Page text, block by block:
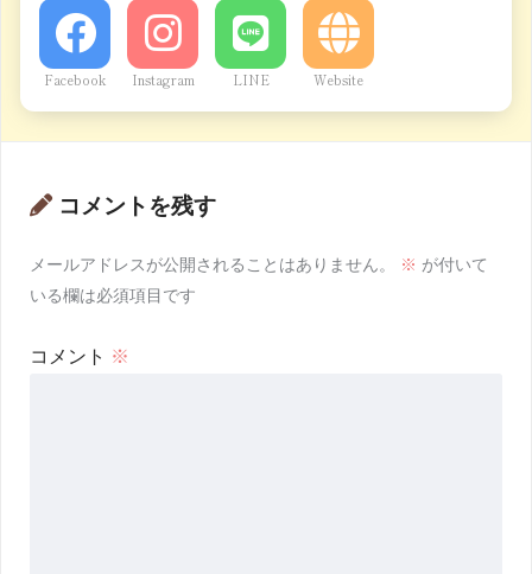
Facebook Instagram LINE Website
コメントを残す
メールアドレスが公開されることはありません。 ※ が付いて
いる欄は必須項目です
コメント ※